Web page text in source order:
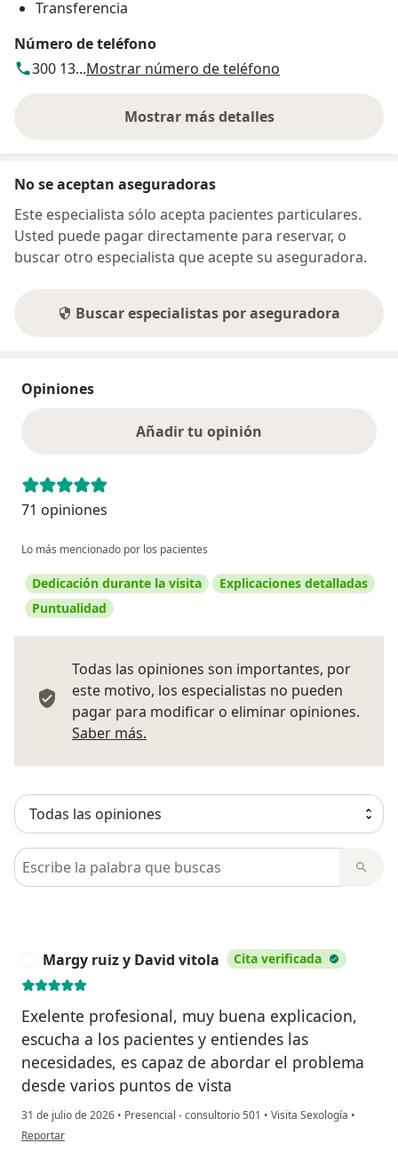
Transferencia
Número de teléfono
300 13...Mostrar número de teléfono
Mostrar más detalles
sobre la dirección
No se aceptan aseguradoras
Este especialista sólo acepta pacientes particulares.
Usted puede pagar directamente para reservar, o
buscar otro especialista que acepte su aseguradora.
Buscar especialistas por aseguradora
Opiniones
Añadir tu opinión
71 opiniones
Lo más mencionado por los pacientes
Dedicación durante la visita
Explicaciones detalladas
Puntualidad
Todas las opiniones son importantes, por
este motivo, los especialistas no pueden
pagar para modificar o eliminar opiniones.
Saber más.
Busca en opiniones
Margy ruiz y David vitola Cita verificada
Exelente profesional, muy buena explicacion,
escucha a los pacientes y entiendes las
necesidades, es capaz de abordar el problema
desde varios puntos de vista
31 de julio de 2026 • Presencial - consultorio 501 • Visita Sexología •
en opinión del usuario Margy ruiz y David vitola
Reportar